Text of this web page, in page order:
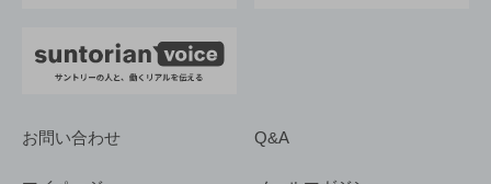
お問い合わせ Q&A